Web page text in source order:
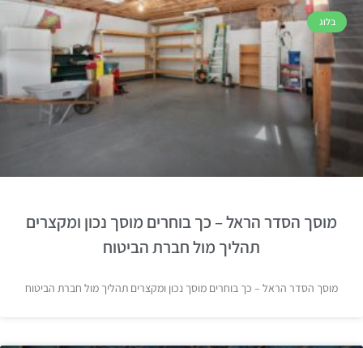
בלוג
מוסך הסדר הראל – כך בוחרים מוסך נכון ומקצרים
תהליך מול חברת הביטוח
מוסך הסדר הראל – כך בוחרים מוסך נכון ומקצרים תהליך מול חברת הביטוח